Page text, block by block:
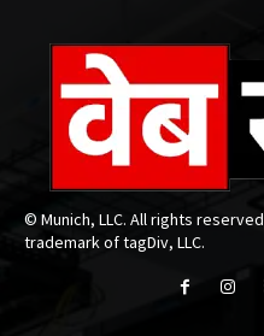
© Munich, LLC. All rights
trademark of tagDiv, LLC.